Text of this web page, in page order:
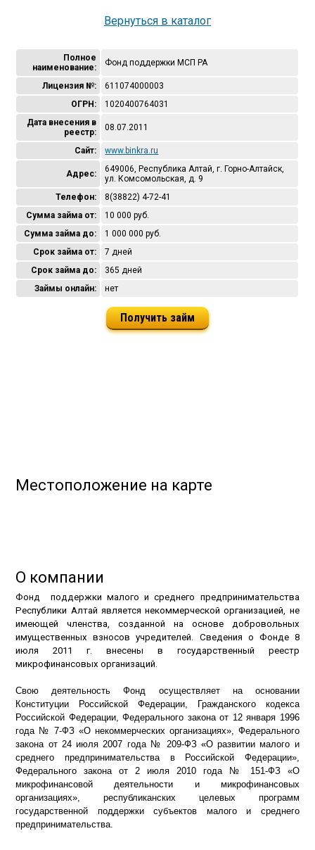
Вернуться в каталог
Полное
наименование:
Фонд поддержки МСП РА
Лицензия №:
611074000003
ОГРН:
1020400764031
Дата внесения в
реестр:
08.07.2011
Сайт: www.binkra.ru
Адрес:
649006, Республика Алтай, г. Горно-Алтайск,
ул. Комсомольская, д. 9
Телефон:
8(38822) 4-72-41
Сумма займа от:
10 000 руб.
Сумма займа до:
1 000 000 руб.
Срок займа от:
7 дней
Срок займа до:
365 дней
Займы онлайн:
нет
Получить займ
Местоположение на карте
О компании
Фонд поддержки малого и среднего предпринимательства
Республики Алтай является некоммерческой организацией, не
имеющей членства, созданной на основе добровольных
имущественных взносов учредителей. Сведения о Фонде 8
июля 2011 г. внесены в государственный реестр
микрофинансовых организаций.
Свою деятельность Фонд осуществляет на основании
Конституции Российской Федерации, Гражданского кодекса
Российской Федерации, Федерального закона от 12 января 1996
года № 7-ФЗ «О некоммерческих организациях», Федерального
закона от 24 июля 2007 года № 209-ФЗ «О развитии малого и
среднего предпринимательства в Российской Федерации»,
Федерального закона от 2 июля 2010 года № 151-ФЗ «О
микрофинансовой деятельности и микрофинансовых
организациях», республиканских целевых программ
государственной поддержки субъектов малого и среднего
предпринимательства.